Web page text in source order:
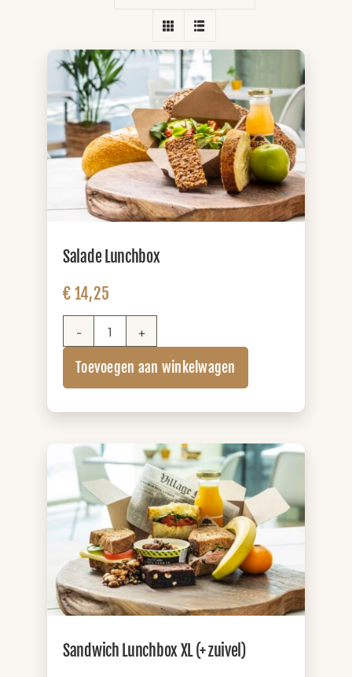
Salade Lunchbox
€ 14,25
Salade
Lunchbox
aantal
Toevoegen aan winkelwagen
Sandwich Lunchbox XL (+ zuivel)